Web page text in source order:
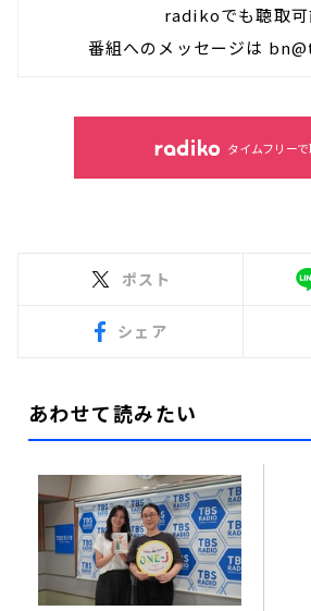
radikoでも聴取
番組へのメッセージは
タイムフリーで
ポスト
シェア
あわせて読みたい